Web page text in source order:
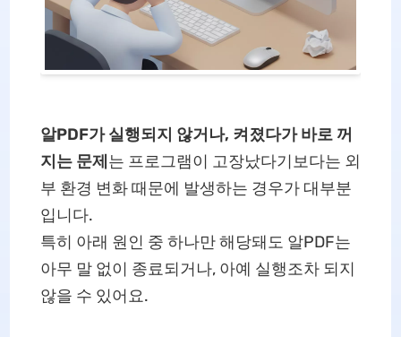
알PDF가 실행되지 않거나, 켜졌다가 바로 꺼
지는 문제 는 프로그램이 고장났다기보다는 외
부 환경 변화 때문에 발생하는 경우가 대부분
입니다.
특히 아래 원인 중 하나만 해당돼도 알PDF는
아무 말 없이 종료되거나, 아예 실행조차 되지
않을 수 있어요.